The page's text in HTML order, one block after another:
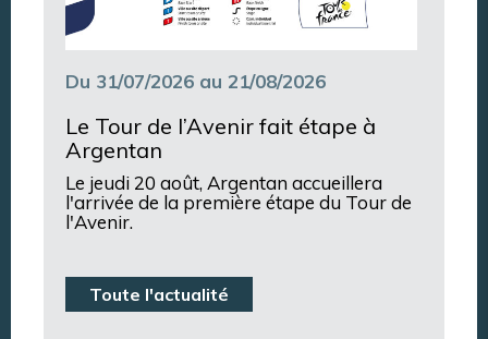
Du 31/07/2026 au 21/08/2026
Le Tour de l’Avenir fait étape à
Argentan
Le jeudi 20 août, Argentan accueillera
l'arrivée de la première étape du Tour de
l'Avenir.
Toute l'actualité